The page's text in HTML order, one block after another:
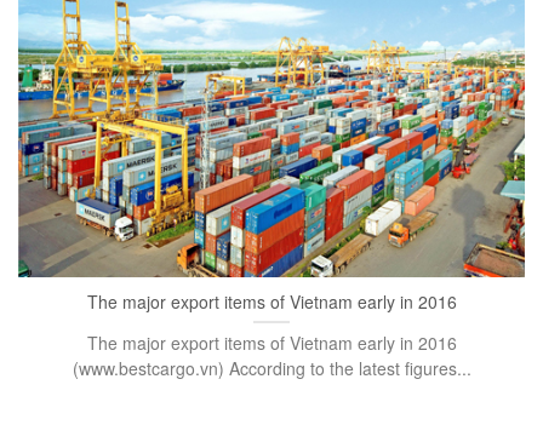
The major export items of Vietnam early in 2016
The major export items of Vietnam early in 2016
(www.bestcargo.vn) According to the latest figures...